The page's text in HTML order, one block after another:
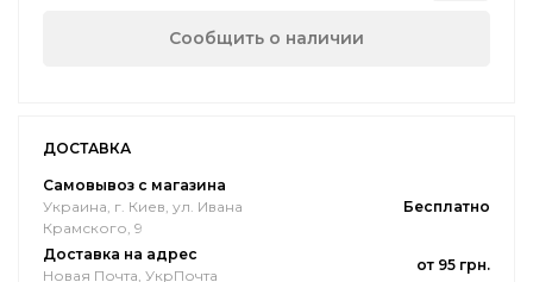
Сообщить о наличии
ДОСТАВКА
Самовывоз с магазина
Украина, г. Киев, ул. Ивана
Крамского, 9
Бесплатно
Доставка на адрес
Новая Почта, УкрПочта
от 95 грн.